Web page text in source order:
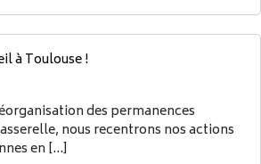
à Toulouse !
des permanences
nous recentrons nos actions
en […]